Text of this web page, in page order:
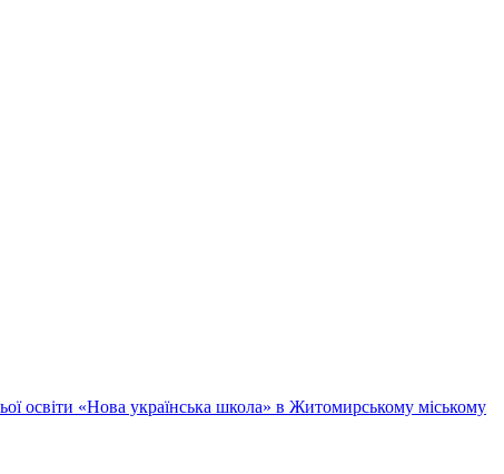
освіти «Нова українська школа» в Житомирському міському